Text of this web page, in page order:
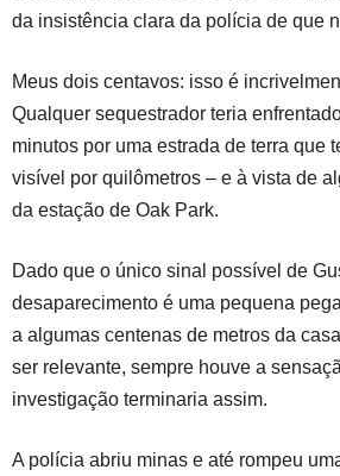
da insistência clara da polícia de que
Meus dois centavos: isso é
Qualquer sequestrador teria
minutos por uma estrada de terra que
visível por quilômetros – e à vista de
da estação de Oak Park.
Dado que o único sinal possível de
desaparecimento é uma pequena
a algumas centenas de metros da
ser relevante, sempre houve a
investigação terminaria assim.
A polícia abriu minas e até rompeu